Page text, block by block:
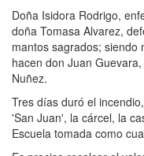
Doña Isidora Rodrigo,
doña Tomasa Alvarez,
mantos sagrados; siendo
hacen don Juan
Nuñez.
Tres días duró el
'San Juan', la cárcel, la
Escuela tomada como